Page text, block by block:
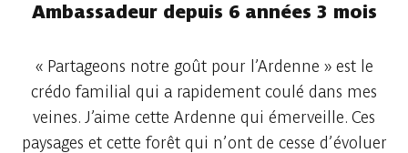
Ambassadeur depuis 6 années 3 mois
« Partageons notre goût pour l’Ardenne » est le
crédo familial qui a rapidement coulé dans mes
veines. J’aime cette Ardenne qui émerveille. Ces
paysages et cette forêt qui n’ont de cesse d’évoluer